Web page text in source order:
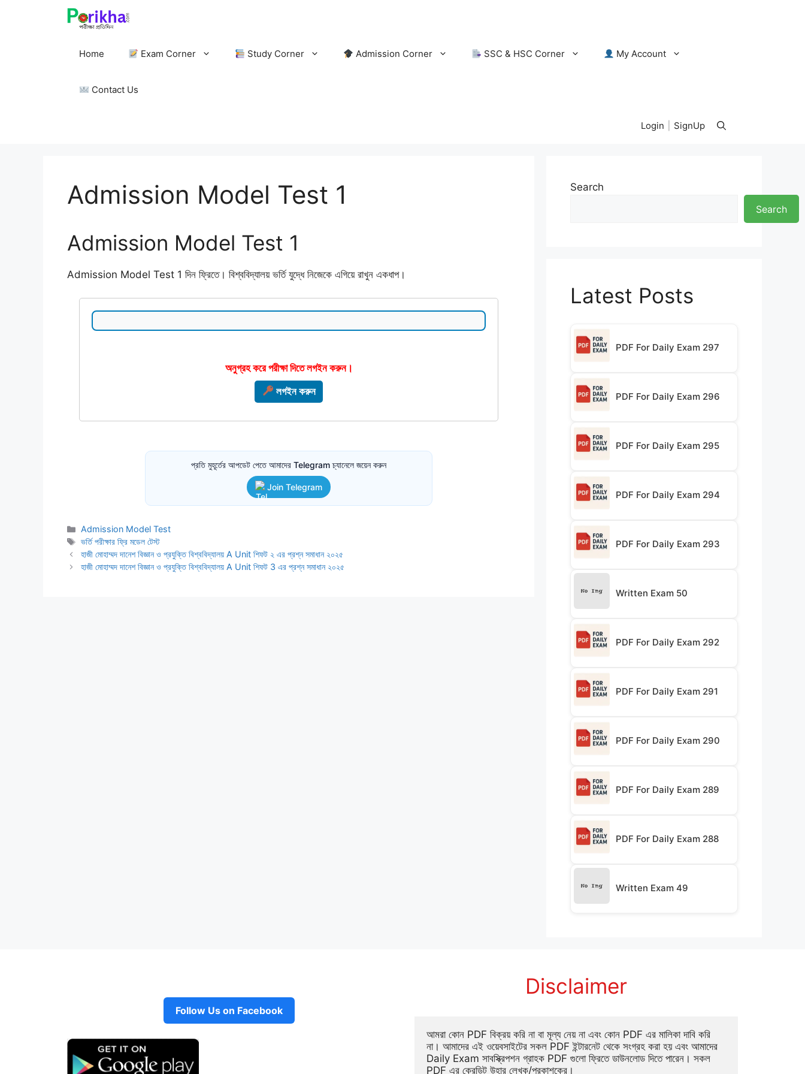
Home Exam Corner Study Corner Admission Corner SSC & HSC Corner My Account
Contact Us
Login SignUp
Admission Model Test 1
Admission Model Test 1
Admission Model Test 1 দিন ফ্রিতে। বিশ্ববিদ্যালয় ভর্তি যুদ্ধে নিজেকে এগিয়ে রাখুন একধাপ।
অনুগ্রহ করে পরীক্ষা দিতে লগইন করুন।
লগইন করুন
প্রতি মুহূর্তের আপডেট পেতে আমাদের Telegram চ্যানেলে জয়েন করুন
Join Telegram
Categories
Admission Model Test
Tags
ভর্তি পরীক্ষার ফ্রি মডেল টেস্ট
হাজী মোহাম্মদ দানেশ বিজ্ঞান ও প্রযুক্তি বিশ্ববিদ্যালয় A Unit শিফট ২ এর প্রশ্ন সমাধান ২০২৫
হাজী মোহাম্মদ দানেশ বিজ্ঞান ও প্রযুক্তি বিশ্ববিদ্যালয় A Unit শিফট 3 এর প্রশ্ন সমাধান ২০২৫
Search
Search
Latest Posts
PDF For Daily Exam 297
PDF For Daily Exam 296
PDF For Daily Exam 295
PDF For Daily Exam 294
PDF For Daily Exam 293
Written Exam 50
PDF For Daily Exam 292
PDF For Daily Exam 291
PDF For Daily Exam 290
PDF For Daily Exam 289
PDF For Daily Exam 288
Written Exam 49
Follow Us on Facebook
Disclaimer
আমরা কোন PDF বিক্রয় করি না বা মূল্য নেয় না এবং কোন PDF এর মালিকা দাবি করি
না। আমাদের এই ওয়েবসাইটের সকল PDF ইন্টারনেট থেকে সংগ্রহ করা হয় এবং আমাদের
Daily Exam সাবস্ক্রিপশন গ্রাহক PDF গুলো ফ্রিতে ডাউনলোড দিতে পারেন। সকল
PDF এর ক্রেডিট উহার লেখক/প্রকাশকের।